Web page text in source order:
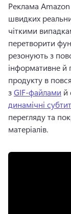
Реклама
швидких
чіткими
перетворити
резонують з
інформативне й
продукту в
з GIF-файлами й
динамічні
перегляду та
матеріалів.